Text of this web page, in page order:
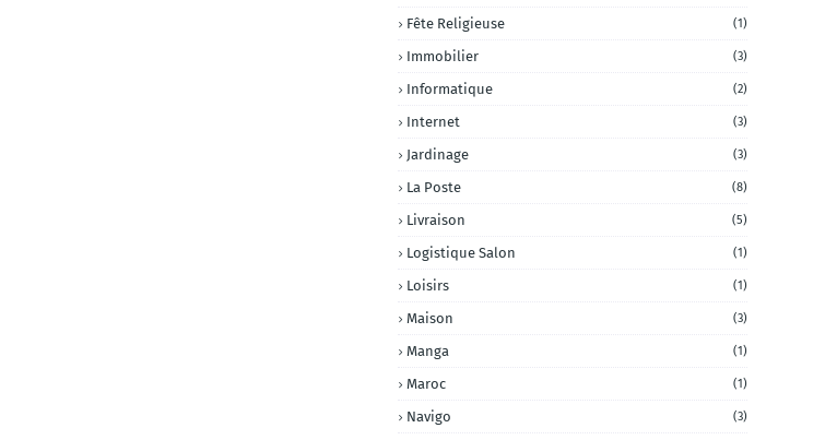
Fête Religieuse (1)
Immobilier (3)
Informatique (2)
Internet (3)
Jardinage (3)
La Poste (8)
Livraison (5)
Logistique Salon (1)
Loisirs (1)
Maison (3)
Manga (1)
Maroc (1)
Navigo (3)